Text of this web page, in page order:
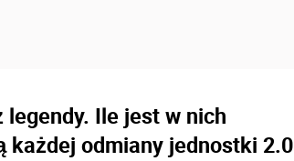
Ile jest w nich
każdej odmiany jednostki 2.0